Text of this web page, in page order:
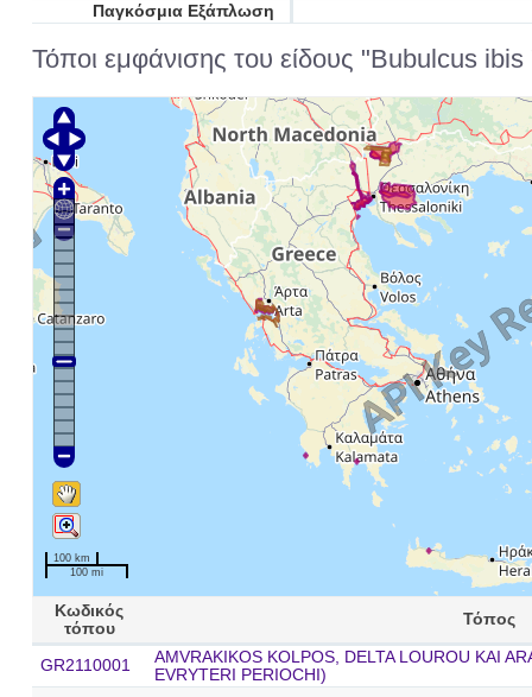
Παγκόσμια Εξάπλωση
Τόποι εμφάνισης του είδους "Bubulcus ibis
100 km
100 mi
Κωδικός
τόπου
Τόπος
GR2110001
AMVRAKIKOS KOLPOS, DELTA LOUROU KAI
EVRYTERI PERIOCHI)